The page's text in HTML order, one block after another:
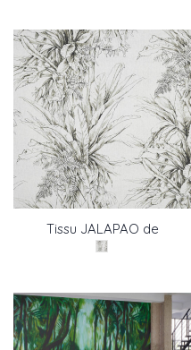
Tissu JALAPAO de
Pierre Frey